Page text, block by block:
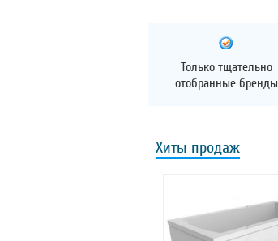
Только тщательно
отобранные бренды
Хиты продаж